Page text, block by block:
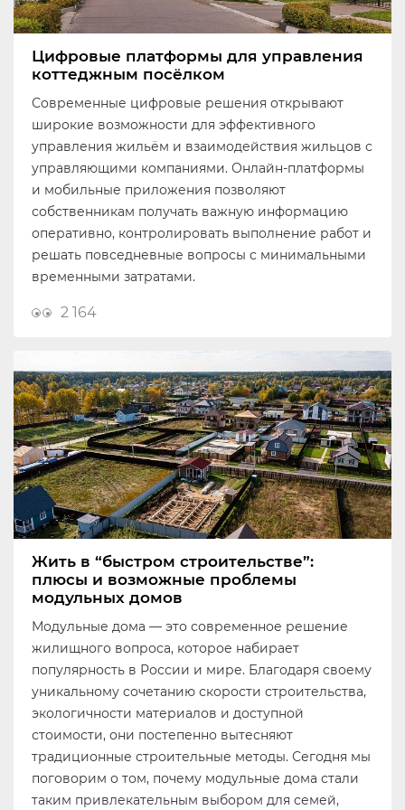
Цифровые платформы для управления
коттеджным посёлком
Современные цифровые решения открывают
широкие возможности для эффективного
управления жильём и взаимодействия жильцов с
управляющими компаниями. Онлайн-платформы
и мобильные приложения позволяют
собственникам получать важную информацию
оперативно, контролировать выполнение работ и
решать повседневные вопросы с минимальными
временными затратами.
2 164
Жить в “быстром строительстве”:
плюсы и возможные проблемы
модульных домов
Модульные дома — это современное решение
жилищного вопроса, которое набирает
популярность в России и мире. Благодаря своему
уникальному сочетанию скорости строительства,
экологичности материалов и доступной
стоимости, они постепенно вытесняют
традиционные строительные методы. Сегодня мы
поговорим о том, почему модульные дома стали
таким привлекательным выбором для семей,